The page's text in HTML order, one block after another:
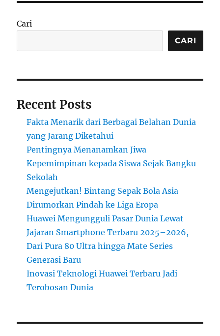
Terus
Sepanjang
Cari
CARI
Recent Posts
Fakta Menarik dari Berbagai Belahan Dunia
yang Jarang Diketahui
Pentingnya Menanamkan Jiwa
Kepemimpinan kepada Siswa Sejak Bangku
Sekolah
Mengejutkan! Bintang Sepak Bola Asia
Dirumorkan Pindah ke Liga Eropa
Huawei Mengungguli Pasar Dunia Lewat
Jajaran Smartphone Terbaru 2025–2026,
Dari Pura 80 Ultra hingga Mate Series
Generasi Baru
Inovasi Teknologi Huawei Terbaru Jadi
Terobosan Dunia